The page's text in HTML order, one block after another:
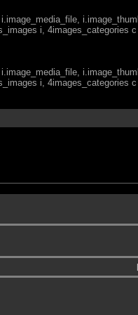
i, 4images_categories
i, 4images_categories
|